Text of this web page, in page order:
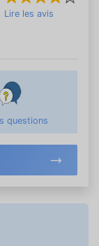
Lire les avis
questions